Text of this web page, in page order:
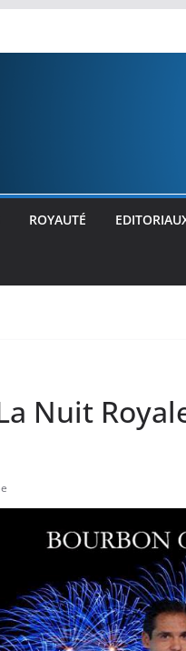
ROYAUTÉ
Nuit